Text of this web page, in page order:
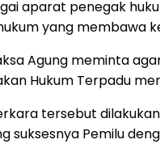
aparat penegak
yang membawa
Agung meminta
Hukum Terpadu
tersebut
suksesnya Pemilu